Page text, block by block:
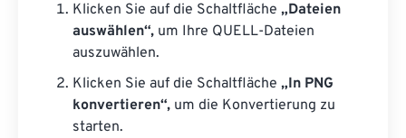
Klicken Sie auf die Schaltfläche „Dateien
auswählen“, um Ihre QUELL-Dateien
auszuwählen.
Klicken Sie auf die Schaltfläche „In PNG
konvertieren“, um die Konvertierung zu
starten.